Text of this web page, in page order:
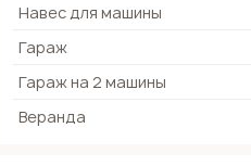
Навес для машины
Гараж
Гараж на 2 машины
Веранда